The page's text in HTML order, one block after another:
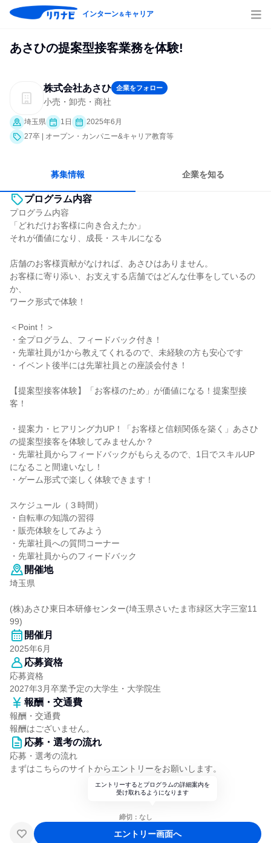
インターン＆キャリア
あさひの提案型接客業務を体験!
株式会社あさひ 企業をフォロー
小売・卸売・商社
埼玉県 1日
2025年6月
27卒 | オープン・カンパニー&キャリア教育等
募集情報 企業を知る
プログラム内容
プログラム内容
「どれだけお客様に向き合えたか」
それが価値になり、成長・スキルになる
店舗のお客様貢献がなければ、あさひはありません。
お客様に寄り添い、お支えする店舗ではどんな仕事をしているの
か、
ワーク形式で体験！
＜Point！＞
・全プログラム、フィードバック付き！
・先輩社員が1から教えてくれるので、未経験の方も安心です
・イベント後半には先輩社員との座談会付き！
【提案型接客体験】「お客様のため」が価値になる！提案型接
客！
・提案力・ヒアリング力UP！「お客様と信頼関係を築く」あさひ
の提案型接客を体験してみませんか？
・先輩社員からフィードバックがもらえるので、1日でスキルUP
になること間違いなし！
・ゲーム形式で楽しく体験できます！
スケジュール（３時間）
・自転車の知識の習得
・販売体験をしてみよう
・先輩社員への質問コーナー
・先輩社員からのフィードバック
開催地
埼玉県
(株)あさひ東日本研修センター(埼玉県さいたま市緑区大字三室11
99)
開催月
2025年6月
応募資格
応募資格
2027年3月卒業予定の大学生・大学院生
報酬・交通費
報酬・交通費
報酬はございません。
応募・選考の流れ
応募・選考の流れ
まずはこちらのサイトからエントリーをお願いします。
エントリーするとプログラムの詳細案内を
受け取れるようになります
締切：なし
エントリー画面へ